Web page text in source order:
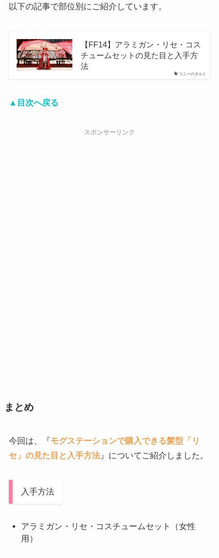
以下の記事で部位別にご紹介しています。
コニーのタルト
【FF14】アラミガン・リセ・コス
チュームセットの見た目と入手方
法
▲目次へ戻る
スポンサーリンク
まとめ
今回は、『 モグステーションで購入できる髪型「リ
セ」の見た目と入手方法』についてご紹介しました。
入手方法
アラミガン・リセ・コスチュームセット（女性
用）